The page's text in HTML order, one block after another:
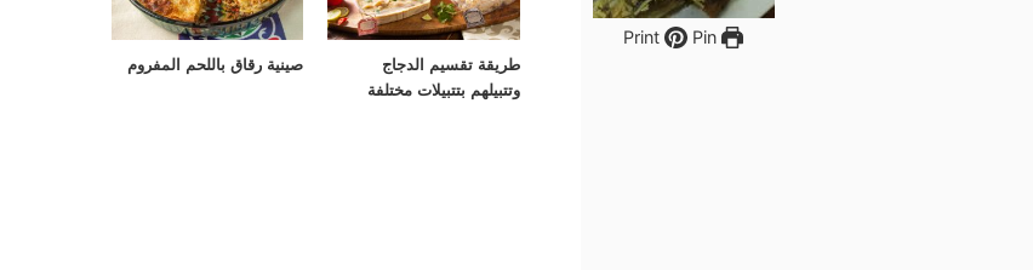
Print
Pin
طريقة تقسيم الدجاج
وتتبيلهم بتتبيلات مختلفة
صينية رقاق باللحم المفروم